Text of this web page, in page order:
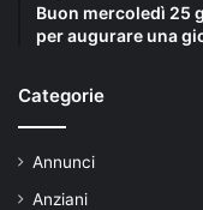
Buon mercoledì 25
per augurare una
Categorie
Annunci
Anziani